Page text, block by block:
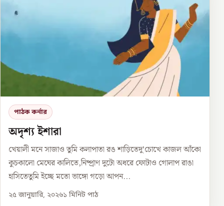
পাঠক কর্নার
অদৃশ্য ইশারা
খেয়ালী মনে সাজাও তুমি কলাপাতা রঙ শাড়িতেদু’চোখে কাজল আঁকো
কুচকালো মেঘের কালিতে,নিষ্প্রাণ দুটো অধরে ফোটাও গোলাপ রাঙা
হাসিতেতুমি ইচ্ছে মতো ভাঙ্গো গড়ো আপন...
২৫ জানুয়ারি, ২০২৬১ মিনিট পাঠ